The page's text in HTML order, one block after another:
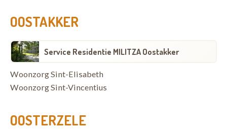
OOSTAKKER
Service Residentie MILITZA Oostakker
Woonzorg Sint-Elisabeth
Woonzorg Sint-Vincentius
OOSTERZELE